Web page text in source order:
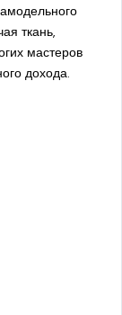
ткань,
мастеров
дохода.